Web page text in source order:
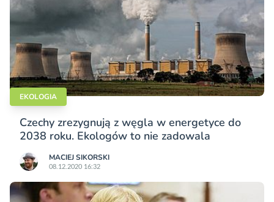
EKOLOGIA
Czechy zrezygnują z węgla w energetyce do
2038 roku. Ekologów to nie zadowala
MACIEJ SIKORSKI
08.12.2020 16:32